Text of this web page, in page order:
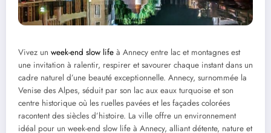
Vivez un week-end slow life à Annecy entre lac et montagnes est
une invitation à ralentir, respirer et savourer chaque instant dans un
cadre naturel d’une beauté exceptionnelle. Annecy, surnommée la
Venise des Alpes, séduit par son lac aux eaux turquoise et son
centre historique où les ruelles pavées et les façades colorées
racontent des siècles d’histoire. La ville offre un environnement
idéal pour un week-end slow life à Annecy, alliant détente, nature et